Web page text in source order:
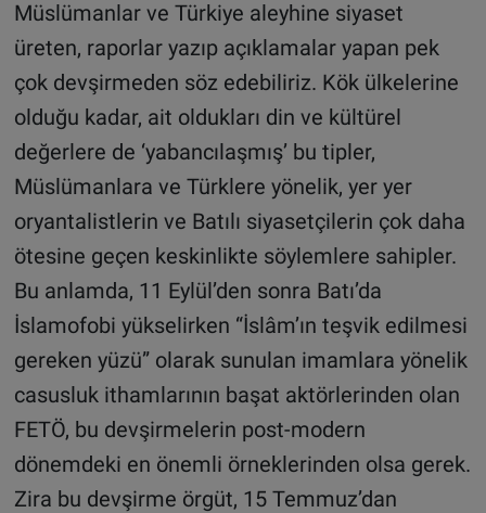
Müslümanlar ve Türkiye aleyhine siyaset
üreten, raporlar yazıp açıklamalar yapan pek
çok devşirmeden söz edebiliriz. Kök ülkelerine
olduğu kadar, ait oldukları din ve kültürel
değerlere de ‘yabancılaşmış’ bu tipler,
Müslümanlara ve Türklere yönelik, yer yer
oryantalistlerin ve Batılı siyasetçilerin çok daha
ötesine geçen keskinlikte söylemlere sahipler.
Bu anlamda, 11 Eylül’den sonra Batı’da
İslamofobi yükselirken “İslâm’ın teşvik edilmesi
gereken yüzü” olarak sunulan imamlara yönelik
casusluk ithamlarının başat aktörlerinden olan
FETÖ, bu devşirmelerin post-modern
dönemdeki en önemli örneklerinden olsa gerek.
Zira bu devşirme örgüt, 15 Temmuz’dan